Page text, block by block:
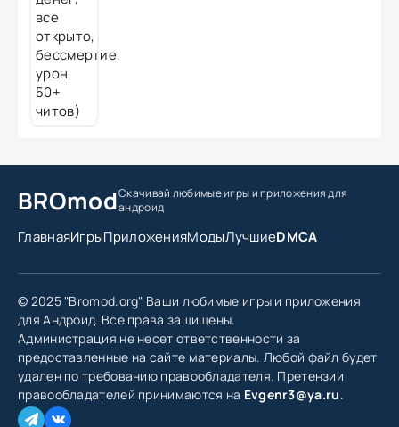
BROmodСкачивай любимые игрыи приложения для
андроид
ГлавнаяИгрыПриложенияМодыЛучшиеDMCA
© 2025 "Bromod.org" Ваши любимые игры и приложения
для Андроид. Все права защищены.
Администрация не несет ответственности за
предоставленные на сайте материалы. Любой файл будет
удален по требованию правообладателя. Претензии
правообладателей принимаются на Evgenr3@ya.ru.